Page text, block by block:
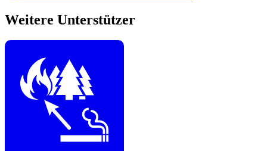
Weitere Unterstützer